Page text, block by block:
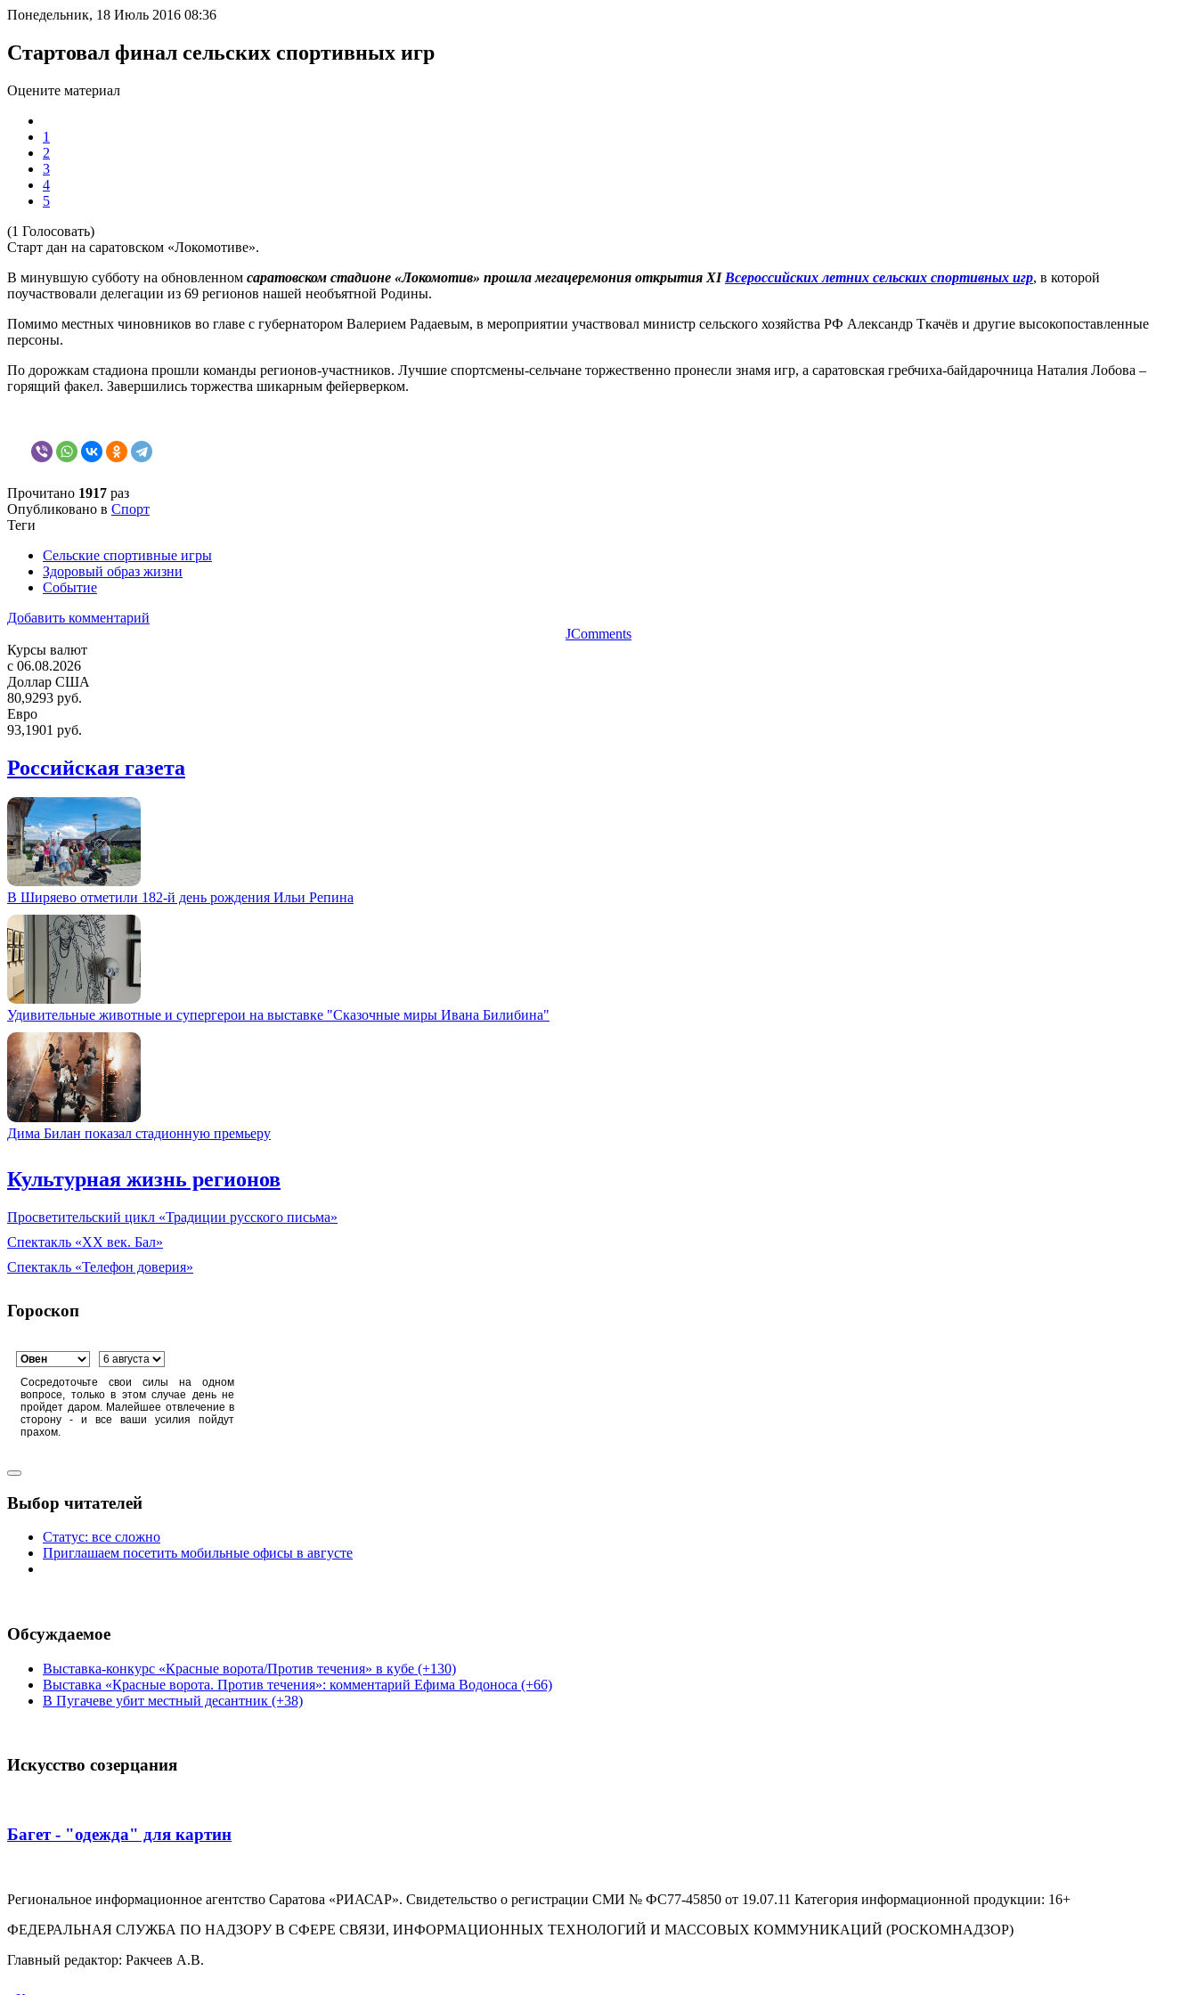
Понедельник, 18 Июль 2016 08:36
Стартовал финал сельских спортивных игр
Оцените материал
1
2
3
4
5
(1 Голосовать)
Старт дан на саратовском «Локомотиве».
В минувшую субботу на обновленном саратовском стадионе «Локомотив» прошла мегацеремония открытия XI Всероссийских летних сельских спортивных игр, в которой
поучаствовали делегации из 69 регионов нашей необъятной Родины.
Помимо местных чиновников во главе с губернатором Валерием Радаевым, в мероприятии участвовал министр сельского хозяйства РФ Александр Ткачёв и другие высокопоставленные
персоны.
По дорожкам стадиона прошли команды регионов-участников. Лучшие спортсмены-сельчане торжественно пронесли знамя игр, а саратовская гребчиха-байдарочница Наталия Лобова –
горящий факел. Завершились торжества шикарным фейерверком.
Прочитано 1917 раз
Опубликовано в Спорт
Теги
Сельские спортивные игры
Здоровый образ жизни
Событие
Добавить комментарий
JComments
Курсы валют
c 06.08.2026
Доллар США
80,9293 руб.
Евро
93,1901 руб.
Российская газета
В Ширяево отметили 182-й день рождения Ильи Репина
Удивительные животные и супергерои на выставке "Сказочные миры Ивана Билибина"
Дима Билан показал стадионную премьеру
Культурная жизнь регионов
Просветительский цикл «Традиции русского письма»
Спектакль «XX век. Бал»
Спектакль «Телефон доверия»
Гороскоп
Сосредоточьте свои силы на одном
вопросе, только в этом случае день не
пройдет даром. Малейшее отвлечение в
сторону - и все ваши усилия пойдут
прахом.
Выбор читателей
Статус: все сложно
Приглашаем посетить мобильные офисы в августе
Обсуждаемое
Выставка-конкурс «Красные ворота/Против течения» в кубе (+130)
Выставка «Красные ворота. Против течения»: комментарий Ефима Водоноса (+66)
В Пугачеве убит местный десантник (+38)
Искусство созерцания
Багет - "одежда" для картин
Региональное информационное агентство Саратова «РИАСАР». Свидетельство о регистрации СМИ № ФС77-45850 от 19.07.11 Категория информационной продукции: 16+
ФЕДЕРАЛЬНАЯ СЛУЖБА ПО НАДЗОРУ В СФЕРЕ СВЯЗИ, ИНФОРМАЦИОННЫХ ТЕХНОЛОГИЙ И МАССОВЫХ КОММУНИКАЦИЙ (РОСКОМНАДЗОР)
Главный редактор: Ракчеев А.В.